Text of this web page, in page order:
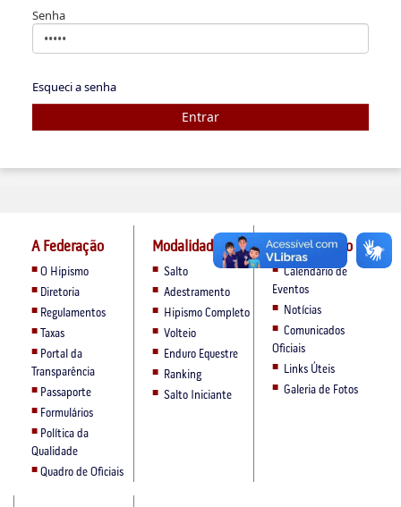
Senha
Esqueci a senha
Entrar
A Federação
O Hipismo
Diretoria
Regulamentos
Taxas
Portal da
Transparência
Passaporte
Formulários
Política da
Qualidade
Quadro de Oficiais
Modalidades
Salto
Adestramento
Hipismo Completo
Volteio
Enduro Equestre
Ranking
Salto Iniciante
Comunicação
Calendário de
Eventos
Notícias
Comunicados
Oficiais
Links Úteis
Galeria de Fotos